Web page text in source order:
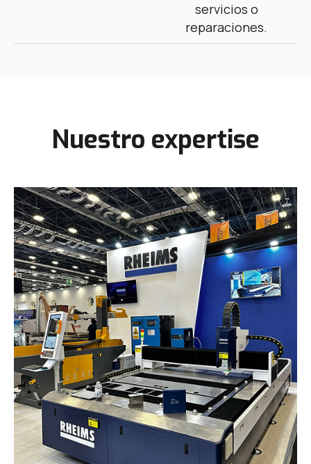
servicios o
reparaciones.
Nuestro expertise